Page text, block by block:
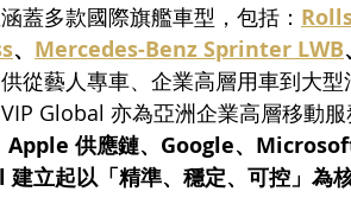
涵蓋多款國際旗艦車型，包括：
、 Mercedes-Benz Sprinter LWB
從藝人專車、企業高層用車到大
Global 亦為亞洲企業高層移動
Apple 供應鏈、Google、
立起以「精準、穩定、可控」為